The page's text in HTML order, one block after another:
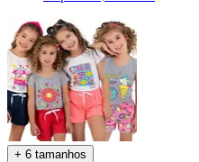
+ 6 tamanhos